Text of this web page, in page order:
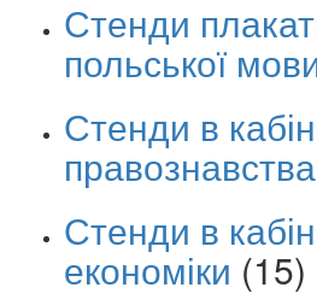
Стенди
польської
Стенди в
правознавства
Стенди в
економіки (15)